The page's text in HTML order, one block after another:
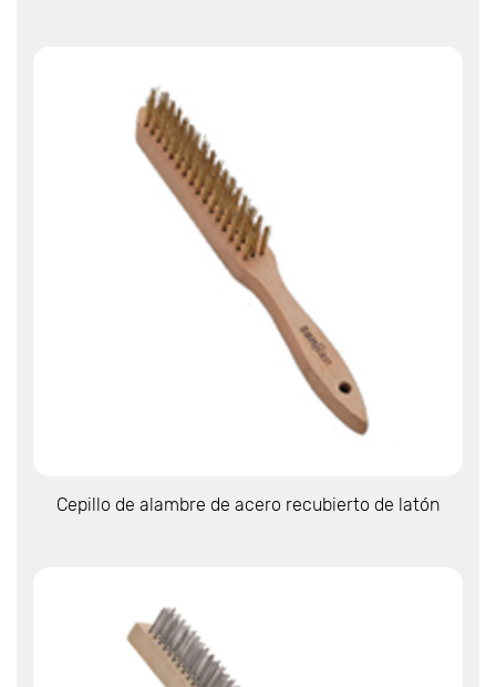
Ver más
Cepillo de alambre de acero recubierto de latón